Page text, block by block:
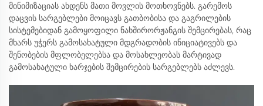
მინიმიზაციას ახდენს მათი მოვლის მოთხოვნებს. გარემოს
დაცვის სარგებლები მოიცავს გათბობისა და გაგრილების
სისტემებიდან გამოყოფილი ნახშირორჟანგის შემცირებას, რაც
მხარს უჭერს გამოსახატული მდგრადობის ინიციატივებს და
შენობების მფლობელებსა და მოსახლეობას მარტივად
გამოსახატული ხარჯების შემცირების სარგებლებს აძლევს.